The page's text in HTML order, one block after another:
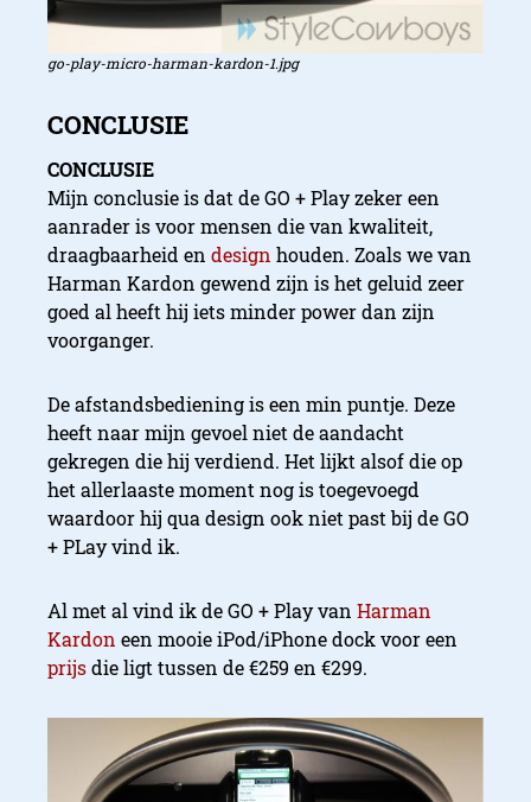
go-play-micro-harman-kardon-1.jpg
CONCLUSIE
Mijn conclusie is dat de GO + Play zeker een
aanrader is voor mensen die van kwaliteit,
draagbaarheid en design houden. Zoals we van
Harman Kardon gewend zijn is het geluid zeer
goed al heeft hij iets minder power dan zijn
voorganger.
De afstandsbediening is een min puntje. Deze
heeft naar mijn gevoel niet de aandacht
gekregen die hij verdiend. Het lijkt alsof die op
het allerlaaste moment nog is toegevoegd
waardoor hij qua design ook niet past bij de GO
+ PLay vind ik.
Al met al vind ik de GO + Play van Harman
Kardon een mooie iPod/iPhone dock voor een
prijsdie ligt tussen de €259 en €299.